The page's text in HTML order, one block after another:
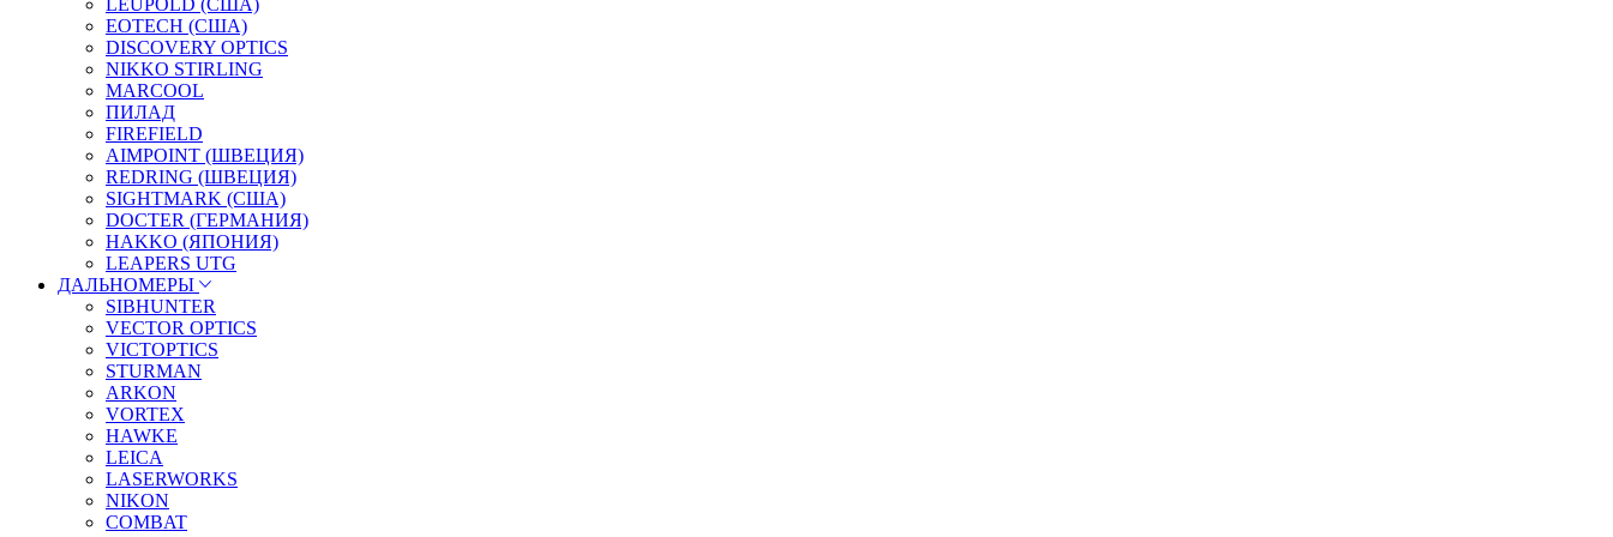
LEUPOLD (США)
EOTECH (США)
DISCOVERY OPTICS
NIKKO STIRLING
MARCOOL
ПИЛАД
FIREFIELD
AIMPOINT (ШВЕЦИЯ)
REDRING (ШВЕЦИЯ)
SIGHTMARK (США)
DOCTER (ГЕРМАНИЯ)
HAKKO (ЯПОНИЯ)
LEAPERS UTG
ДАЛЬНОМЕРЫ
SIBHUNTER
VECTOR OPTICS
VICTOPTICS
STURMAN
ARKON
VORTEX
HAWKE
LEICA
LASERWORKS
NIKON
COMBAT